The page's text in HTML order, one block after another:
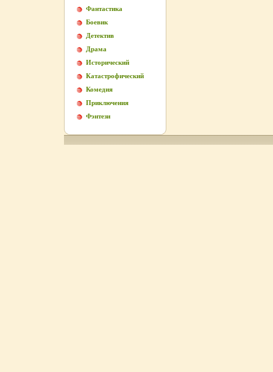
Фантастика
Боевик
Детектив
Драма
Исторический
Катастрофический
Комедия
Приключения
Фэнтези